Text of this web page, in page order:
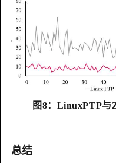
图8：LinuxPTP与
总结